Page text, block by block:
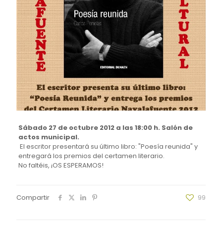
Sábado 27 de octubre 2012 a las 18:00 h. Salón de
actos municipal.
El escritor presentará su último libro: "Poesía reunida" y
entregará los premios del certamen literario.
No faltéis, ¡OS ESPERAMOS!
Compartir 99